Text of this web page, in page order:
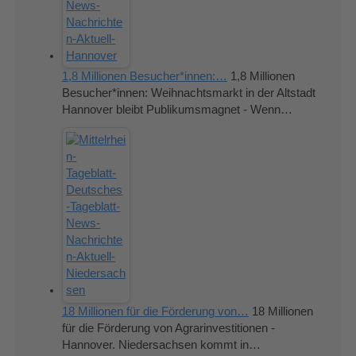
1,8 Millionen Besucher*innen:… 1,8 Millionen
Besucher*innen: Weihnachtsmarkt in der Altstadt
Hannover bleibt Publikumsmagnet - Wenn…
18 Millionen für die Förderung von… 18 Millionen
für die Förderung von Agrarinvestitionen -
Hannover. Niedersachsen kommt in…